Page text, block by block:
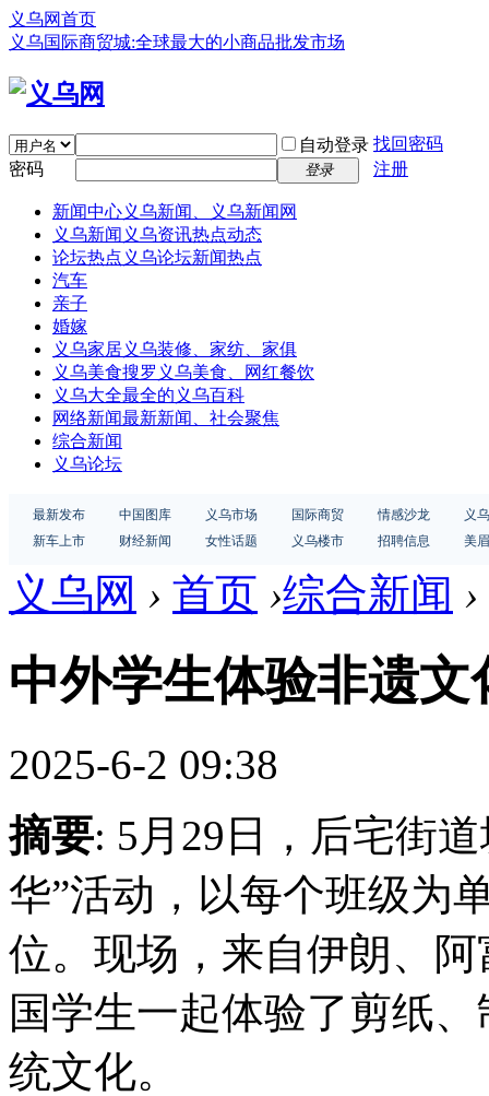
义乌网首页
义乌国际商贸城:全球最大的小商品批发市场
自动登录 找回密码
密码
登录 注册
新闻中心义乌新闻、义乌新闻网
义乌新闻 义乌资讯热点动态
论坛热点 义乌论坛新闻热点
汽车
亲子
婚嫁
义乌家居义乌装修、家纺、家俱
义乌美食搜罗义乌美食、网红餐饮
义乌大全最全的义乌百科
网络新闻最新新闻、社会聚焦
综合新闻
义乌论坛
最新发布 中国图库 义乌市场 国际商贸 情感沙龙
义
新车上市
财经新闻 女性话题 义乌楼市 招聘信息 美
义乌网 › 首页 ›综合新闻 ›
中外学生体验非遗文
2025-6-2 09:38
摘要: 5月29日，后宅街
华”活动，以每个班级为
位。现场，来自伊朗、
国学生一起体验了剪纸
统文化。